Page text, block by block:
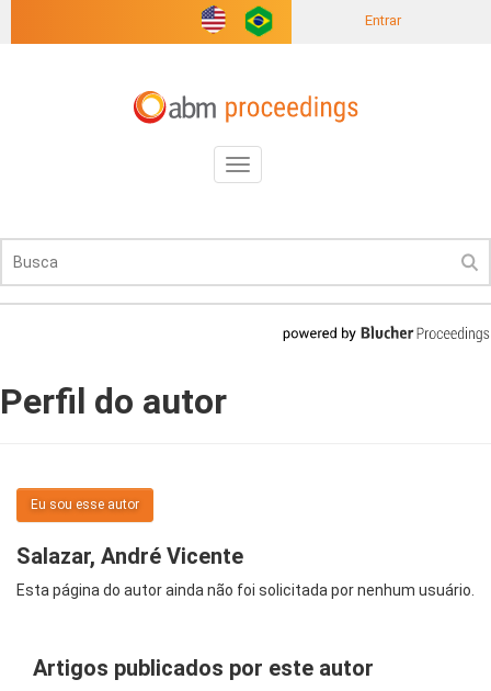
Entrar
Toggle
navigation
Perfil do autor
Eu sou esse autor
Salazar, André Vicente
Esta página do autor ainda não foi solicitada por nenhum usuário.
Artigos publicados por este autor